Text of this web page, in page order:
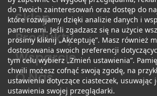
Sklep
Produkty
Wsparcie
O Nas
do Twoich zainteresowań oraz dostęp do
które rozwijamy dzięki analizie danych i
partnerami. Jeśli zgadzasz się na użycie
prosimy kliknij „Akceptuję”. Masz również
dostosowania swoich preferencji
tym celu wybierz „Zmień ustawienia”.
chwili możesz cofnąć swoją zgodę, na
ustawienia dotyczące ciasteczek, usuwając
ustawienia swojej przeglądarki.